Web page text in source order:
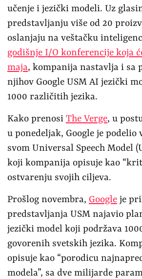
učenje i jezički modeli. Uz
predstavljanju više od 20
oslanjaju na veštačku
godišnje I/O konferencije koja
maja, kompanija nastavlja i sa
njihov Google USM AI jezički
1000 različitih jezika.
Kako prenosi The Verge, u
u ponedeljak, Google je podelio
svom Universal Speech Model
koji kompanija opisuje kao
ostvarenju svojih ciljeva.
Prošlog novembra, Google je
predstavljanja USM najavio
jezički model koji podržava
govorenih svetskih jezika.
opisuje kao “porodicu
modela”, sa dve milijarde